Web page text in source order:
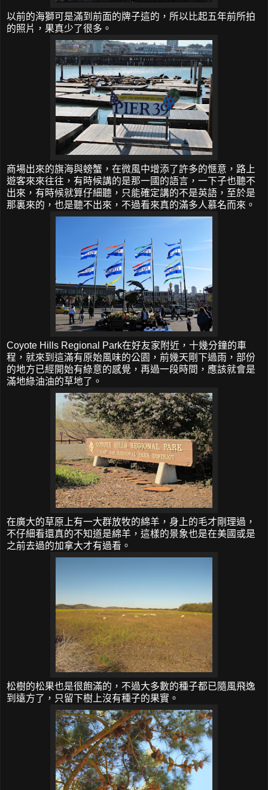
以前的海獅可是滿到前面的牌子這的，所以比起五年前所拍
的照片，果真少了很多。
商場出來的旗海與螃蟹，在微風中增添了許多的愜意，路上
遊客來來往往，有時候講的是那一國的語言，一下子也聽不
出來，有時候就算仔細聽，只能確定講的不是英語，至於是
那裏來的，也是聽不出來，不過看來真的滿多人慕名而來。
Coyote Hills Regional Park在好友家附近，十幾分鐘的車
程，就來到這滿有原始風味的公園，前幾天剛下過雨，部份
的地方已經開始有綠意的感覺，再過一段時間，應該就會是
滿地綠油油的草地了。
在廣大的草原上有一大群放牧的綿羊，身上的毛才剛理過，
不仔細看還真的不知道是綿羊，這樣的景象也是在美國或是
之前去過的加拿大才有過看。
松樹的松果也是很飽滿的，不過大多數的種子都已隨風飛逸
到遠方了，只留下樹上沒有種子的果實。